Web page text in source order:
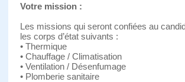
Votre mission :
Les missions qui seront confiées au
les corps d’état suivants :
• Thermique
• Chauffage / Climatisation
• Ventilation / Désenfumage
• Plomberie sanitaire